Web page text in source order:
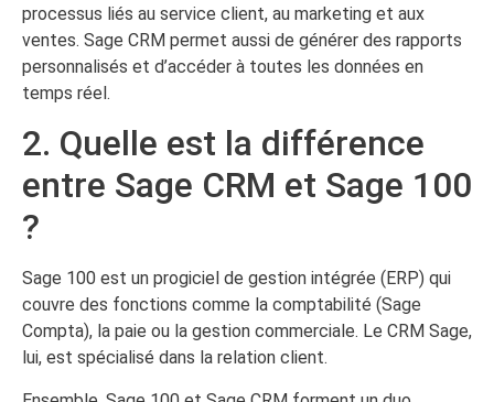
processus liés au service client, au marketing et aux
ventes. Sage CRM permet aussi de générer des rapports
personnalisés et d’accéder à toutes les données en
temps réel.
2. Quelle est la différence
entre Sage CRM et Sage 100
?
Sage 100 est un progiciel de gestion intégrée (ERP) qui
couvre des fonctions comme la comptabilité (Sage
Compta), la paie ou la gestion commerciale. Le CRM Sage,
lui, est spécialisé dans la relation client.